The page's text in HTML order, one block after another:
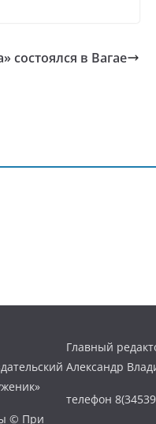
состоялся в Вагае
© При
Главный
Александр
телефон